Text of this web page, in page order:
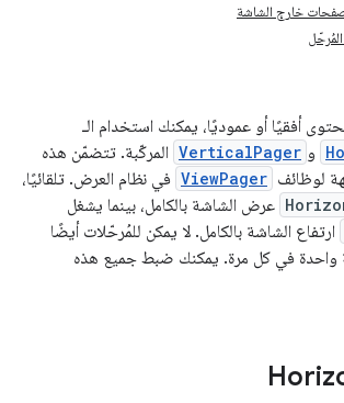
خارج الشاشة
أفقيًا أو عموديًا، يمكنك استخدام الـ
و VerticalPager المركّبة. تتضمّن هذه
لوظائف ViewPager في نظام العرض. تلقائيًا،
عرض الشاشة بالكامل، بينما يشغل
ارتفاع الشاشة بالكامل. لا يمكن للمُرحّلات أيضًا
واحدة في كل مرة. يمكنك ضبط جميع هذه